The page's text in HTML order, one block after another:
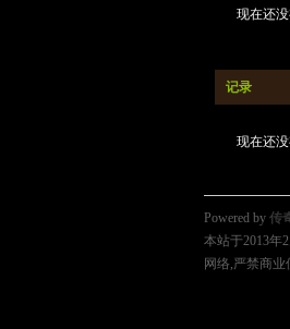
现在还
记录
现在还
Powered by 传
本站于2013年
网络,严禁商